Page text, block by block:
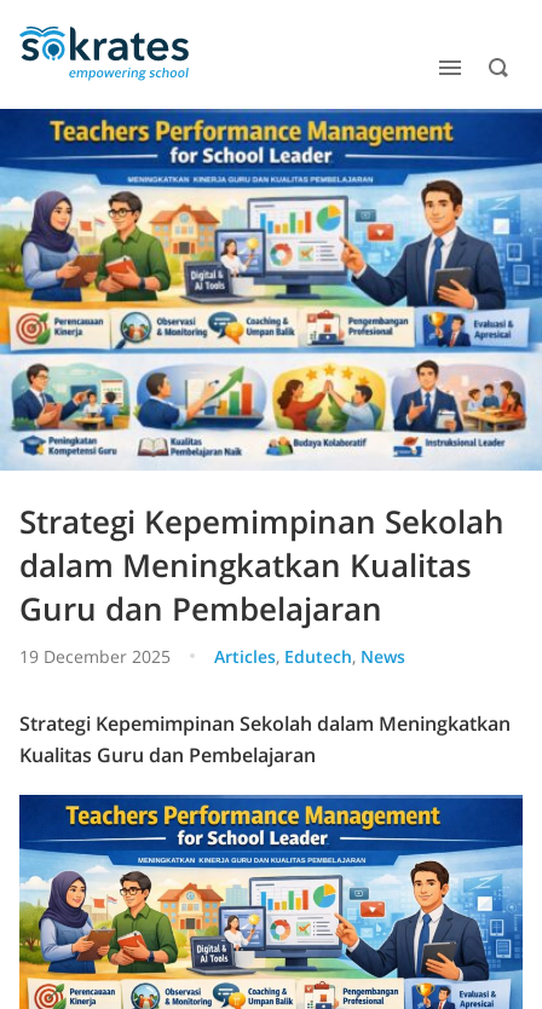
Strategi Kepemimpinan Sekolah
dalam Meningkatkan Kualitas
Guru dan Pembelajaran
19 December 2025 Articles, Edutech, News
Strategi Kepemimpinan Sekolah dalam Meningkatkan
Kualitas Guru dan Pembelajaran